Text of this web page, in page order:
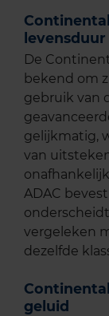
Continental
levensduur
De
bekend om
gebruik van
gelijkmatig,
van
ADAC
vergeleken
dezelfde
Continental
geluid